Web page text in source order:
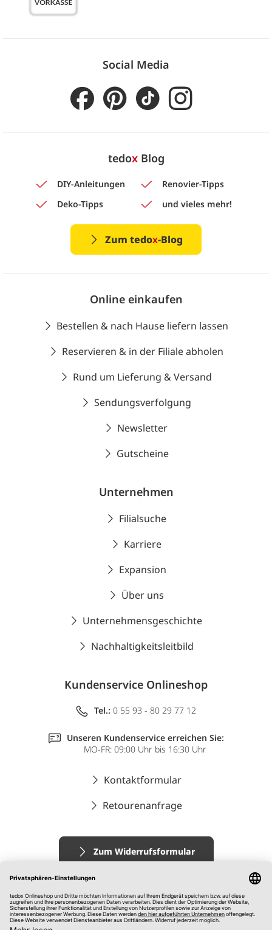
Social Media
tedoxBlog
DIY-Anleitungen
Renovier-Tipps
Deko-Tipps
und vieles mehr!
Zum tedox-Blog
Online einkaufen
Bestellen & nach Hause liefern lassen
Reservieren & in der Filiale abholen
Rund um Lieferung & Versand
Sendungsverfolgung
Newsletter
Gutscheine
Unternehmen
Filialsuche
Karriere
Expansion
Über uns
Unternehmensgeschichte
Nachhaltigkeitsleitbild
Kundenservice Onlineshop
Tel.: 0 55 93 - 80 29 77 12
Unseren Kundenservice erreichen Sie:
MO-FR: 09:00 Uhr bis 16:30 Uhr
Kontaktformular
Retourenanfrage
Zum Widerrufsformular
Impressum
AGB